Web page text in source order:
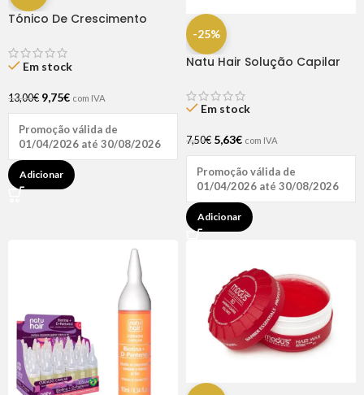
Tónico De Crescimento
Em stock
13,00€ 9,75€ com IVA
Promoção válida de
01/04/2026 até 30/08/2026
Adicionar
-25%
Natu Hair Solução Capilar
Em stock
7,50€ 5,63€ com IVA
Promoção válida de
01/04/2026 até 30/08/2026
Adicionar